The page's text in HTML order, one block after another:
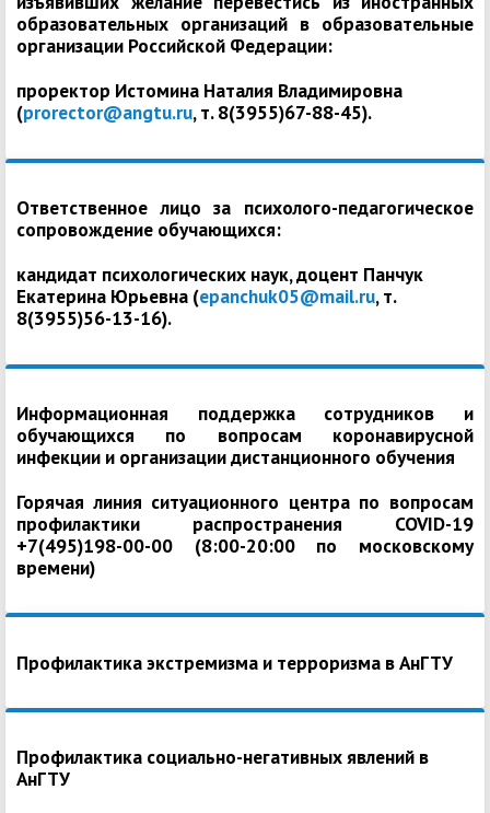
образовательных организаций в образовательные
организации Российской Федерации:
проректор Истомина Наталия Владимировна
(prorector@angtu.ru, т. 8(3955)67-88-45).
Ответственное лицо за психолого-педагогическое
сопровождение обучающихся:
кандидат психологических наук, доцент Панчук
Екатерина Юрьевна (epanchuk05@mail.ru, т.
8(3955)56-13-16).
Информационная поддержка сотрудников и
обучающихся по вопросам коронавирусной
инфекции и организации дистанционного обучения
Горячая линия ситуационного центра по вопросам
профилактики распространения COVID-19
+7(495)198-00-00 (8:00-20:00 по московскому
времени)
Профилактика экстремизма и терроризма в АнГТУ
Профилактика социально-негативных явлений в
АнГТУ